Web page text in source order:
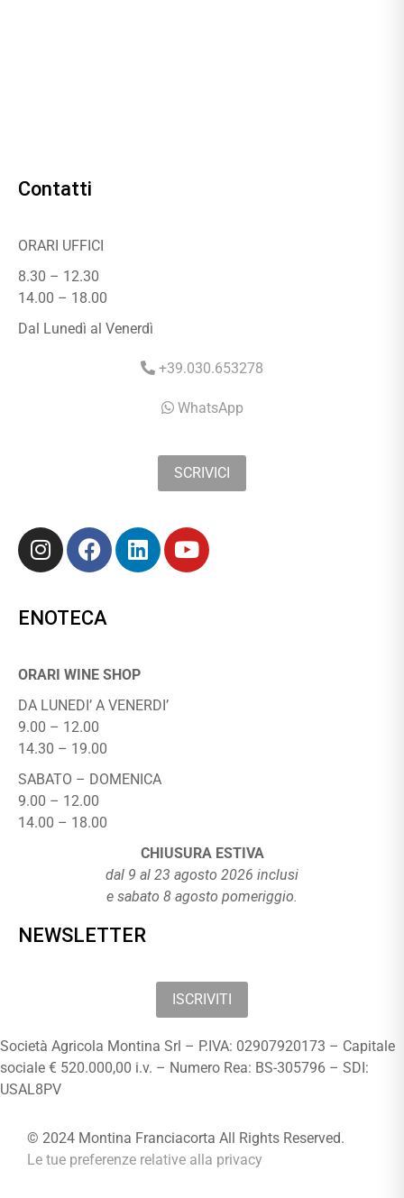
Contatti
ORARI UFFICI
8.30 – 12.30
14.00 – 18.00
Dal Lunedì al Venerdì
+39.030.653278
WhatsApp
SCRIVICI
ENOTECA
ORARI WINE SHOP
DA LUNEDI’ A VENERDI’
9.00 – 12.00
14.30 – 19.00
SABATO – DOMENICA
9.00 – 12.00
14.00 – 18.00
CHIUSURA ESTIVA
dal 9 al 23 agosto 2026 inclusi
e sabato 8 agosto pomeriggio.
NEWSLETTER
ISCRIVITI
Società Agricola Montina Srl – P.IVA: 02907920173 – Capitale
sociale € 520.000,00 i.v. – Numero Rea: BS-305796 – SDI:
USAL8PV
© 2024 Montina Franciacorta All Rights Reserved.
Le tue preferenze relative alla privacy